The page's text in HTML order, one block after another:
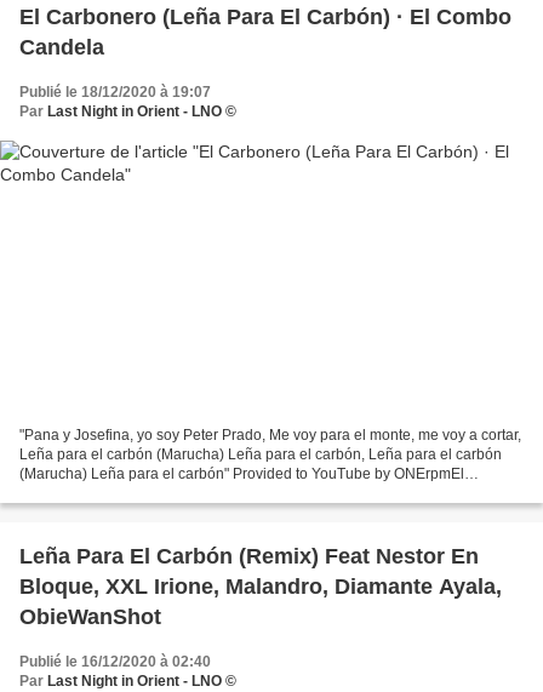
El Carbonero (Leña Para El Carbón) · El Combo
Candela
Publié le 18/12/2020 à 19:07
Par Last Night in Orient - LNO ©
"Pana y Josefina, yo soy Peter Prado, Me voy para el monte, me voy a cortar,
Leña para el carbón (Marucha) Leña para el carbón, Leña para el carbón
(Marucha) Leña para el carbón" Provided to YouTube by ONErpmEl
Leña Para El Carbón (Remix) Feat Nestor En
Bloque, XXL Irione, Malandro, Diamante Ayala,
ObieWanShot
Publié le 16/12/2020 à 02:40
Par Last Night in Orient - LNO ©